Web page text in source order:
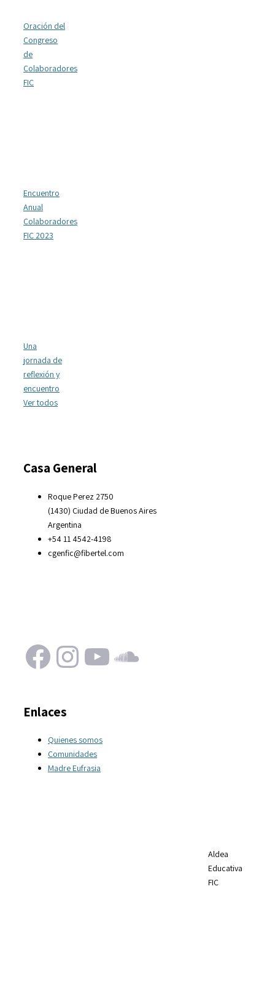
Oración del
Congreso
de
Colaboradores
FIC
Encuentro
Anual
Colaboradores
FIC 2023
Una
jornada de
reflexión y
encuentro
Ver todos
Casa General
Roque Perez 2750
(1430) Ciudad de Buenos Aires
Argentina
+54 11 4542-4198
cgenfic@fibertel.com
Facebook
Instagram
YouTube
SoundCloud
Enlaces
Quienes somos
Comunidades
Madre Eufrasia
Aldea
Educativa
FIC